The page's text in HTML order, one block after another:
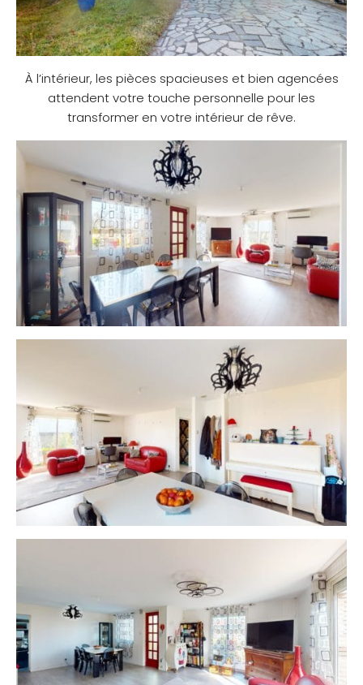
À l’intérieur, les pièces spacieuses et bien agencées
attendent votre touche personnelle pour les
transformer en votre intérieur de rêve.